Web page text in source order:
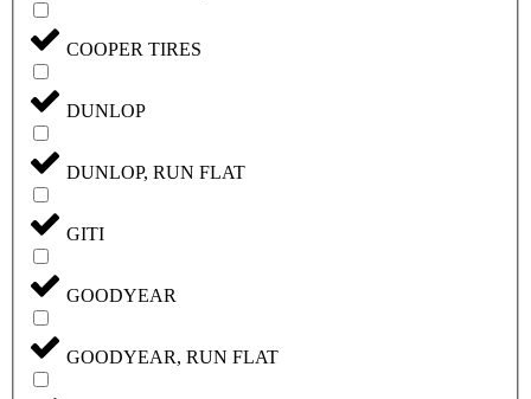
COOPER TIRES
DUNLOP
DUNLOP, RUN FLAT
GITI
GOODYEAR
GOODYEAR, RUN FLAT